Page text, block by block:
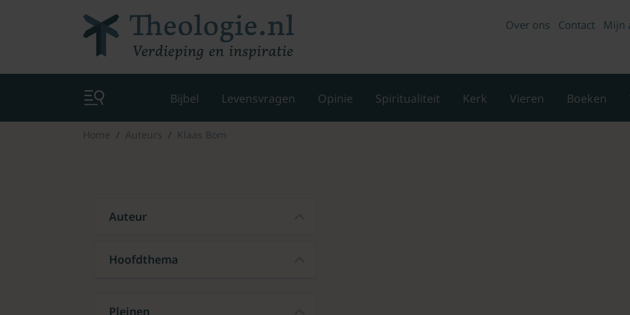
Over ons Contact Mijn
Bijbel Levensvragen Opinie Spiritualiteit Kerk Vieren Boeken
Home Auteurs Klaas Bom
Auteur
Hoofdthema
Pleinen